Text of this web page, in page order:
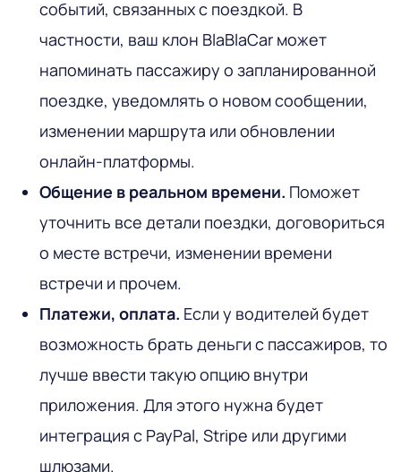
событий, связанных с поездкой. В
частности, ваш клон BlaBlaCar может
напоминать пассажиру о запланированной
поездке, уведомлять о новом сообщении,
изменении маршрута или обновлении
онлайн-платформы.
Общение в реальном времени. Поможет
уточнить все детали поездки, договориться
о месте встречи, изменении времени
встречи и прочем.
Платежи, оплата. Если у водителей будет
возможность брать деньги с пассажиров, то
лучше ввести такую опцию внутри
приложения. Для этого нужна будет
интеграция с PayPal, Stripe или другими
шлюзами.